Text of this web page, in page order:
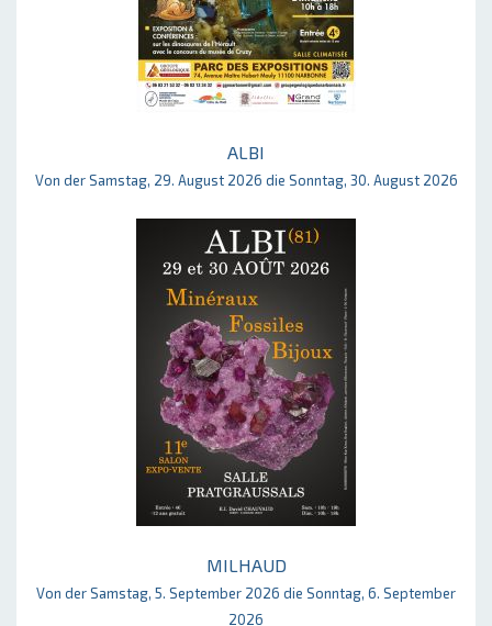
ALBI
Von der Samstag, 29. August 2026 die Sonntag, 30. August 2026
MILHAUD
Von der Samstag, 5. September 2026 die Sonntag, 6. September
2026